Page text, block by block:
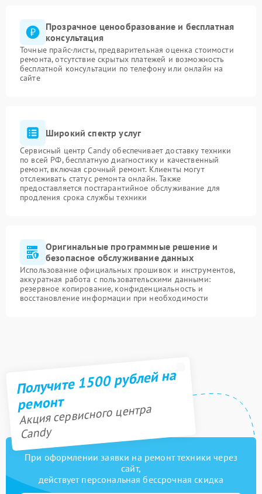
Прозрачное ценообразование и бесплатная
консультация
Точные прайс-листы, предварительная оценка стоимости
ремонта, отсутствие скрытых платежей и возможность
бесплатной консультации по телефону или онлайн на
сайте
Широкий спектр услуг
Сервисный центр Candy обеспечивает доставку техники
по всей РФ, бесплатную диагностику и качественный
ремонт, включая срочный ремонт. Клиенты могут
отслеживать статус ремонта онлайн. Также
предоставляется постгарантийное обслуживание для
продления срока службы техники
Оригинальные программные решение и
безопасное обслуживание данных
Использование официальных прошивок и инструментов,
аккуратная работа с пользовательскими данными:
резервное копирование, конфиденциальность и
восстановление информации при необходимости
Получите 1500 рублей на
ремонт
Акция сервисного центра
Candy
При оформлении заявки на ремонт техники через
сайт,
действует персональная бессрочная скидка